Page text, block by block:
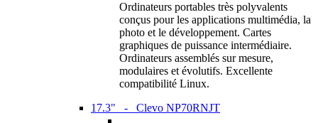
Ordinateurs portables très polyvalents
conçus pour les applications multimédia, la
photo et le développement. Cartes
graphiques de puissance intermédiaire.
Ordinateurs assemblés sur mesure,
modulaires et évolutifs. Excellente
compatibilité Linux.
17.3" - Clevo NP70RNJT